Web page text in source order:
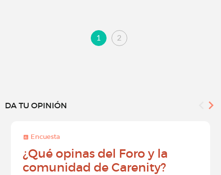
1 2
DA TU OPINIÓN
Encuesta
¿Qué opinas del Foro y la
comunidad de Carenity?